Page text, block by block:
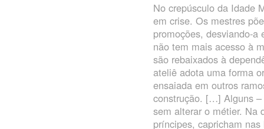
No crepúsculo da Idade
em crise. Os mestres
promoções, desviando-
não tem mais acesso à
são rebaixados à
ateliê adota uma forma
ensaiada em outros
construção. […] Alguns
sem alterar o métier. Na
príncipes, capricham